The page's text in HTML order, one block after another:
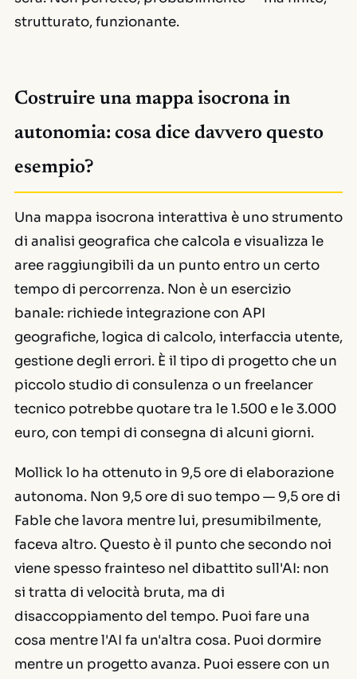
strutturato, funzionante.
Costruire una mappa isocrona in
autonomia: cosa dice davvero questo
esempio?
Una mappa isocrona interattiva è uno strumento
di analisi geografica che calcola e visualizza le
aree raggiungibili da un punto entro un certo
tempo di percorrenza. Non è un esercizio
banale: richiede integrazione con API
geografiche, logica di calcolo, interfaccia utente,
gestione degli errori. È il tipo di progetto che un
piccolo studio di consulenza o un freelancer
tecnico potrebbe quotare tra le 1.500 e le 3.000
euro, con tempi di consegna di alcuni giorni.
Mollick lo ha ottenuto in 9,5 ore di elaborazione
autonoma. Non 9,5 ore di suo tempo — 9,5 ore di
Fable che lavora mentre lui, presumibilmente,
faceva altro. Questo è il punto che secondo noi
viene spesso frainteso nel dibattito sull'AI: non
si tratta di velocità bruta, ma di
disaccoppiamento del tempo. Puoi fare una
cosa mentre l'AI fa un'altra cosa. Puoi dormire
mentre un progetto avanza. Puoi essere con un